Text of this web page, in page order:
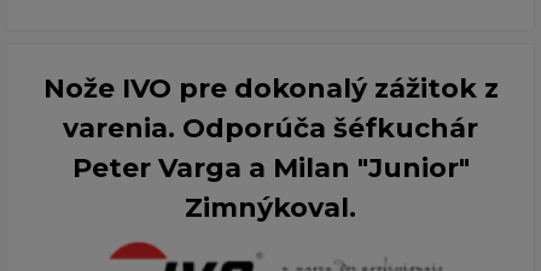
Nože IVO pre dokonalý zážitok z
varenia. Odporúča šéfkuchár
Peter Varga a Milan "Junior"
Zimnýkoval.